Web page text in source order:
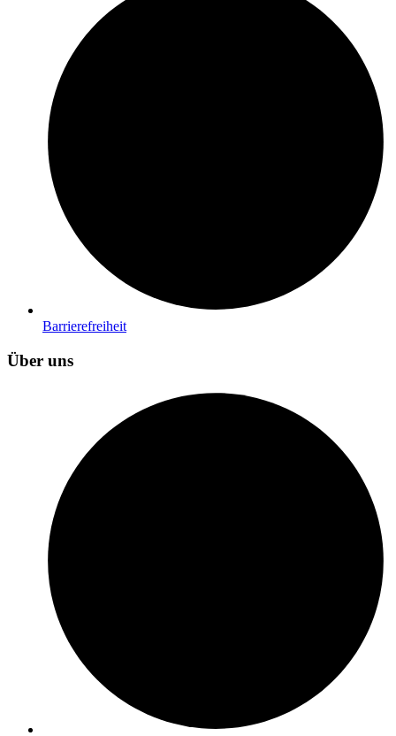
Barrierefreiheit
Über uns